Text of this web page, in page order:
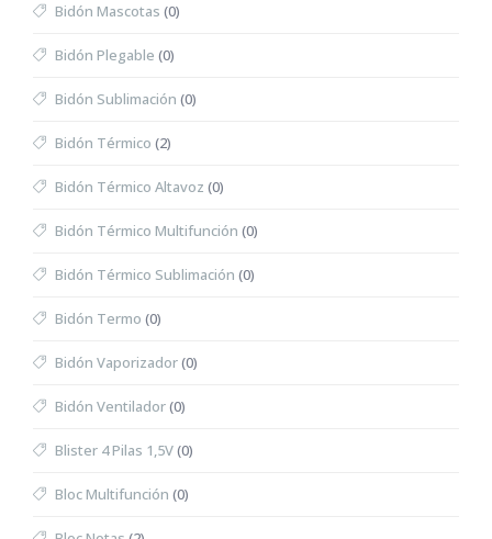
Bidón Mascotas (0)
Bidón Plegable (0)
Bidón Sublimación (0)
Bidón Térmico (2)
Bidón Térmico Altavoz (0)
Bidón Térmico Multifunción (0)
Bidón Térmico Sublimación (0)
Bidón Termo (0)
Bidón Vaporizador(0)
Bidón Ventilador(0)
Blister 4 Pilas 1,5V(0)
Bloc Multifunción (0)